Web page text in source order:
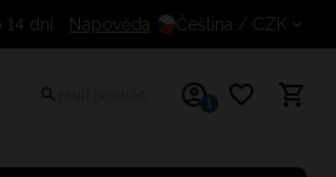
od smlouvy zdarma do 14 dní
Nápověda Čeština / CZK
1